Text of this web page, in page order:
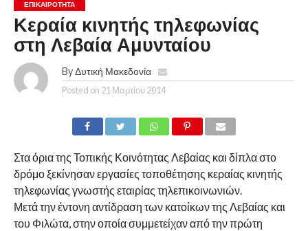
ΕΠΙΚΑΙΡΟΤΗΤΑ
Κεραία κινητής τηλεφωνίας
στη Λεβαία Αμυνταίου
By Δυτική Μακεδονία
Posted on 21 Μαρτίου 2014
Στα όρια της Τοπικής Κοινότητας Λεβαίας και δίπλα στο
δρόμο ξεκίνησαν εργασίες τοποθέτησης κεραίας κινητής
τηλεφωνίας γνωστής εταιρίας τηλεπικοινωνιών.
Μετά την έντονη αντίδραση των κατοίκων της Λεβαίας και
του Φιλώτα, στην οποία συμμετείχαν από την πρώτη